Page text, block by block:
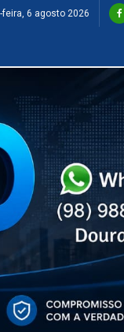
feira, 6 agosto 2026